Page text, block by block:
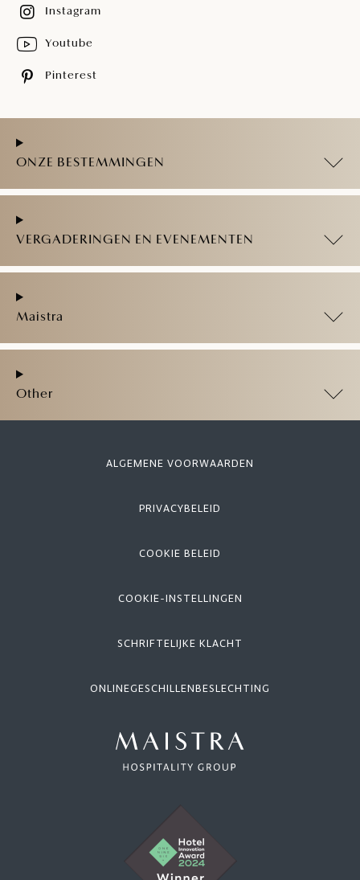
Instagram
Youtube
Pinterest
ONZE BESTEMMINGEN
VERGADERINGEN EN EVENEMENTEN
Maistra
Other
ALGEMENE VOORWAARDEN
PRIVACYBELEID
COOKIE BELEID
COOKIE-INSTELLINGEN
SCHRIFTELIJKE KLACHT
ONLINEGESCHILLENBESLECHTING